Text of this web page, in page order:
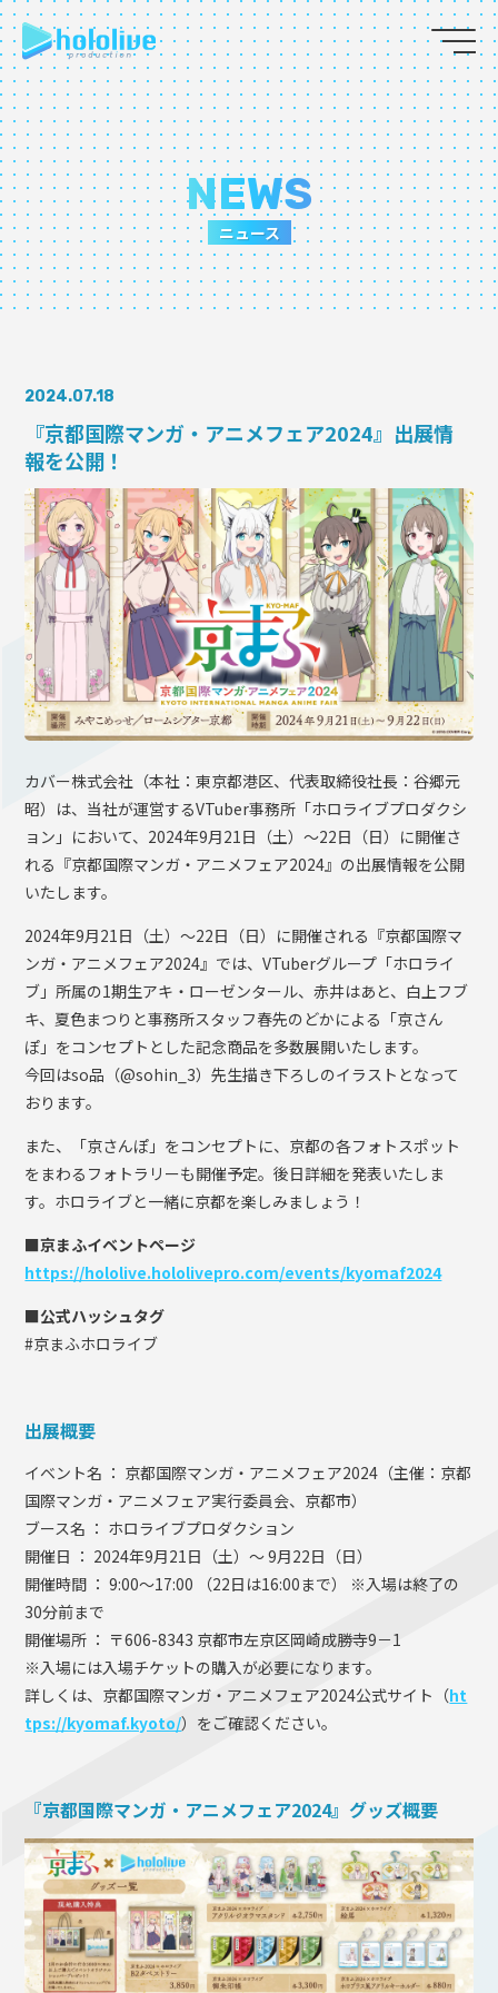
EN
JP
ABOUT
TALENT
NEWS
COLLABORATION
SUPPORT ADVERTISING
OFFICIAL SHOP
HOLODULE
会社概要
プライバシーポリシー
未成年の方々へのお願い
二次創作ガイドライン
サポーターガイドライン
NEWS
ニュース
2024.07.18
『京都国際マンガ・アニメフェア2024』出展情
報を公開！
カバー株式会社（本社：東京都港区、代表取締役社長：谷郷元
昭）は、当社が運営するVTuber事務所「ホロライブプロダクシ
ョン」において、2024年9月21日（土）〜22日（日）に開催さ
れる『京都国際マンガ・アニメフェア2024』の出展情報を公開
いたします。
2024年9月21日（土）〜22日（日）に開催される『京都国際マ
ンガ・アニメフェア2024』では、VTuberグループ「ホロライ
ブ」所属の1期生アキ・ローゼンタール、赤井はあと、白上フブ
キ、夏色まつりと事務所スタッフ春先のどかによる「京さん
ぽ」をコンセプトとした記念商品を多数展開いたします。
今回はso品（@sohin_3）先生描き下ろしのイラストとなって
おります。
また、「京さんぽ」をコンセプトに、京都の各フォトスポット
をまわるフォトラリーも開催予定。後日詳細を発表いたしま
す。ホロライブと一緒に京都を楽しみましょう！
■京まふイベントページ
https://hololive.hololivepro.com/events/kyomaf2024
■公式ハッシュタグ
#京まふホロライブ
出展概要
イベント名 ： 京都国際マンガ・アニメフェア2024（主催：京都
国際マンガ・アニメフェア実行委員会、京都市）
ブース名 ： ホロライブプロダクション
開催日 ： 2024年9月21日（土）～ 9月22日（日）
開催時間 ： 9:00～17:00 （22日は16:00まで） ※入場は終了の
30分前まで
開催場所 ： 〒606-8343 京都市左京区岡崎成勝寺9－1
※入場には入場チケットの購入が必要になります。
詳しくは、京都国際マンガ・アニメフェア2024公式サイト（ht
tps://kyomaf.kyoto/）をご確認ください。
『京都国際マンガ・アニメフェア2024』グッズ概要